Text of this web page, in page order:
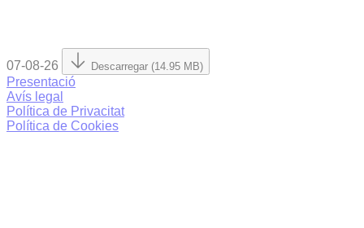
07-08-26 Descarregar (14.95 MB)
Presentació
Avís legal
Política de Privacitat
Política de Cookies